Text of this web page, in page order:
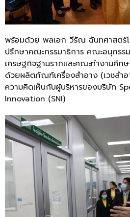
พร้อมด้วย พลเอก วีรัณ ฉันทศาสตร์โ
ปรึกษาคณะกรรมาธิการ คณะอนุกรร
เศรษฐกิจฐานรากและคณะทำงานศึก
ด้วยผลิตภัณฑ์เครื่องสำอาง (เวชสำอ
ความคิดเห็นกับผู้บริหารของบริษัท
Innovation (SNI)